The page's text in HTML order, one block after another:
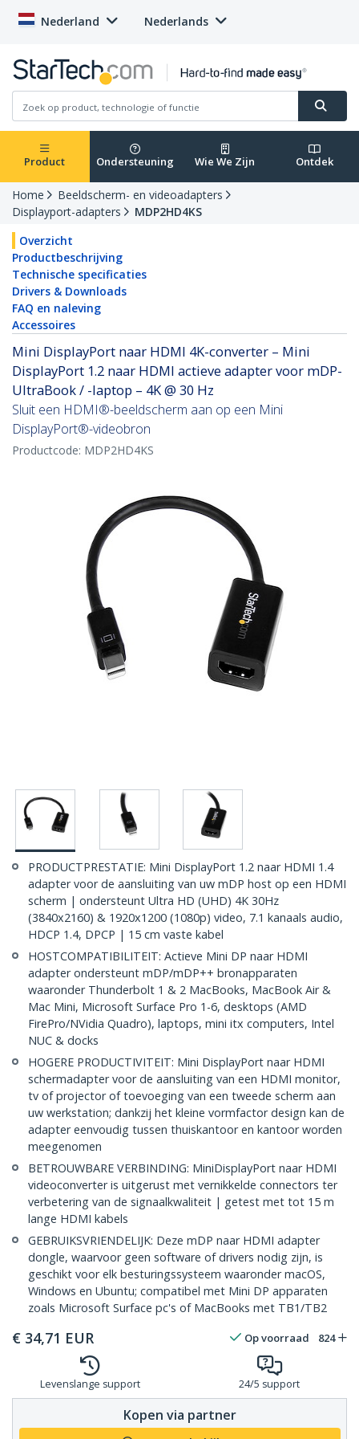
Nederland Nederlands
Product Ondersteuning Wie We Zijn Ontdek
Home
Beeldscherm- en videoadapters
Displayport-adapters
MDP2HD4KS
Overzicht
Productbeschrijving
Technische specificaties
Drivers & Downloads
FAQ en naleving
Accessoires
Mini DisplayPort naar HDMI 4K-converter – Mini
DisplayPort 1.2 naar HDMI actieve adapter voor mDP-
UltraBook / -laptop – 4K @ 30 Hz
Sluit een HDMI®-beeldscherm aan op een Mini
DisplayPort®-videobron
Productcode: MDP2HD4KS
PRODUCTPRESTATIE: Mini DisplayPort 1.2 naar HDMI 1.4
adapter voor de aansluiting van uw mDP host op een HDMI
scherm | ondersteunt Ultra HD (UHD) 4K 30Hz
(3840x2160) & 1920x1200 (1080p) video, 7.1 kanaals audio,
HDCP 1.4, DPCP | 15 cm vaste kabel
HOSTCOMPATIBILITEIT: Actieve Mini DP naar HDMI
adapter ondersteunt mDP/mDP++ bronapparaten
waaronder Thunderbolt 1 & 2 MacBooks, MacBook Air &
Mac Mini, Microsoft Surface Pro 1-6, desktops (AMD
FirePro/NVidia Quadro), laptops, mini itx computers, Intel
NUC & docks
HOGERE PRODUCTIVITEIT: Mini DisplayPort naar HDMI
schermadapter voor de aansluiting van een HDMI monitor,
tv of projector of toevoeging van een tweede scherm aan
uw werkstation; dankzij het kleine vormfactor design kan de
adapter eenvoudig tussen thuiskantoor en kantoor worden
meegenomen
BETROUWBARE VERBINDING: MiniDisplayPort naar HDMI
videoconverter is uitgerust met vernikkelde connectors ter
verbetering van de signaalkwaliteit | getest met tot 15 m
lange HDMI kabels
GEBRUIKSVRIENDELIJK: Deze mDP naar HDMI adapter
dongle, waarvoor geen software of drivers nodig zijn, is
geschikt voor elk besturingssysteem waaronder macOS,
Windows en Ubuntu; compatibel met Mini DP apparaten
zoals Microsoft Surface pc's of MacBooks met TB1/TB2
€ 34,71 EUR Op voorraad 824
Levenslange support 24/5 support
Kopen via partner